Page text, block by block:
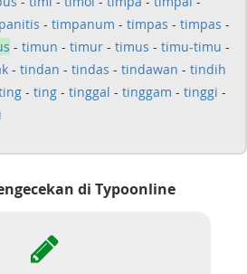
- timpanum - timpas - timpas -
- timun - timur - timus - timu-timu -
- tindan - tindas - tindawan - tindih
- ting - tinggal - tinggam - tinggi -
di Typoonline